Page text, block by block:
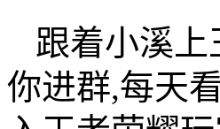
跟着小溪
你进群,每天